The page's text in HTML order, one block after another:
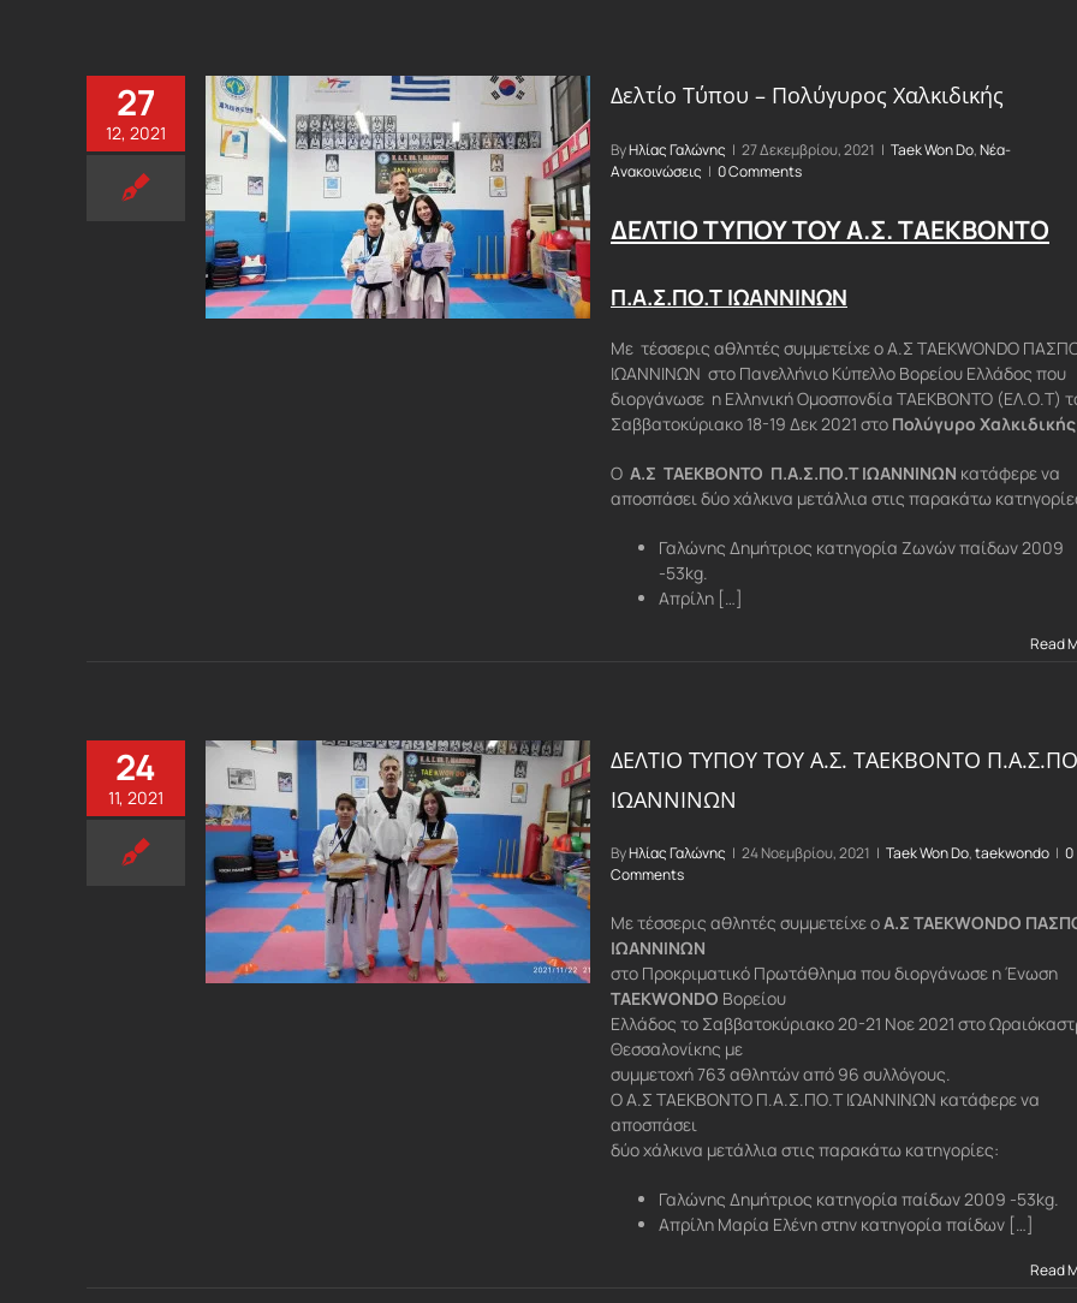
27
12, 2021
Δελτίο Τύπου – Πολύγυρος Χαλκιδικής
ByΗλίας Γαλώνης | 27 Δεκεμβρίου, 2021 | Taek Won Do,Νέα-
Ανακοινώσεις | 0 Comments
ΔΕΛΤΙΟ ΤΥΠΟΥ ΤΟΥ Α.Σ. ΤΑΕΚΒΟΝΤΟ
Π.Α.Σ.ΠΟ.Τ ΙΩΑΝΝΙΝΩΝ
Με τέσσερις αθλητές συμμετείχε ο Α.Σ TAEKWONDO
ΙΩΑΝΝΙΝΩΝ στο Πανελλήνιο Κύπελλο Βορείου Ελλάδος που
διοργάνωσε η Ελληνική Ομοσπονδία ΤΑΕΚΒΟΝΤΟ (ΕΛ.Ο.Τ)
Σαββατοκύριακο 18-19 Δεκ 2021 στο Πολύγυρο
Ο Α.Σ ΤΑΕΚΒΟΝΤΟ Π.Α.Σ.ΠΟ.Τ ΙΩΑΝΝΙΝΩΝ κατάφερε να
αποσπάσει δύο χάλκινα μετάλλια στις παρακάτω
Γαλώνης Δημήτριος κατηγορία Ζωνών παίδων 2009
-53kg.
Απρίλη […]
Read
24
11, 2021
ΔΕΛΤΙΟ ΤΥΠΟΥ ΤΟΥ Α.Σ. ΤΑΕΚΒΟΝΤΟ
ΙΩΑΝΝΙΝΩΝ
ByΗλίας Γαλώνης | 24 Νοεμβρίου, 2021 | Taek Won Do,taekwondo | 0
Comments
Με τέσσερις αθλητές συμμετείχε οΑ.Σ TAEKWONDO
ΙΩΑΝΝΙΝΩΝ
στο Προκριματικό Πρωτάθλημα που διοργάνωσε η Ένωση
TAEKWONDO Βορείου
Ελλάδος το Σαββατοκύριακο 20-21 Νοε 2021 στο
Θεσσαλονίκης με
συμμετοχή 763 αθλητών από 96 συλλόγους.
Ο Α.Σ ΤΑΕΚΒΟΝΤΟ Π.Α.Σ.ΠΟ.Τ ΙΩΑΝΝΙΝΩΝ κατάφερε να
αποσπάσει
δύο χάλκινα μετάλλια στις παρακάτω κατηγορίες:
Γαλώνης Δημήτριος κατηγορία παίδων 2009 -53kg.
Απρίλη Μαρία Ελένη στην κατηγορία παίδων […]
Read